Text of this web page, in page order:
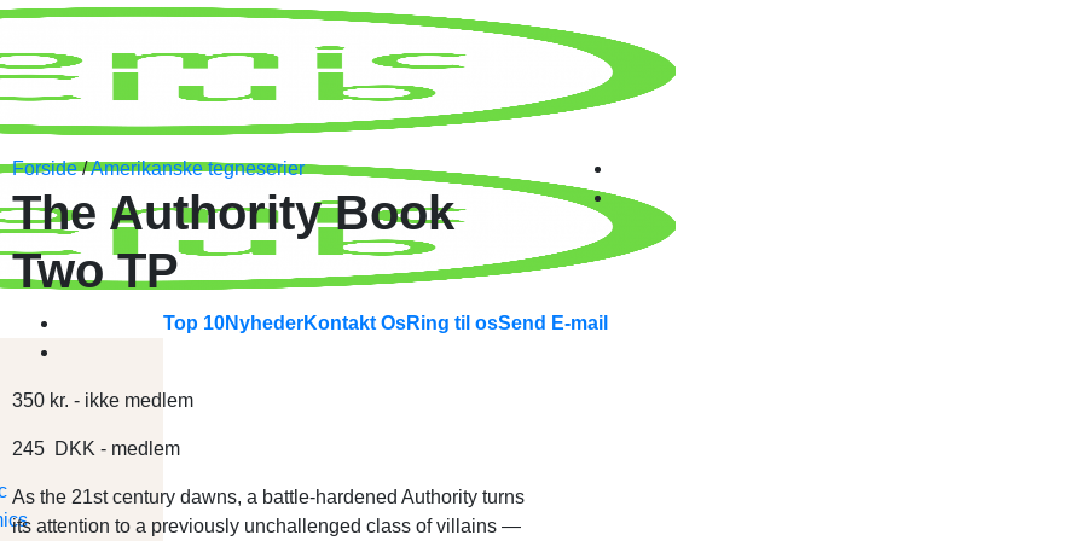
Top 10NyhederKontakt OsRing til osSend E-mail
Forside /Amerikanske tegneserier
The Authority Book
Two TP
350 kr. - ikke medlem
245 DKK - medlem
As the 21st century dawns, a battle-hardened Authority turns
its attention to a previously unchallenged class of villains —